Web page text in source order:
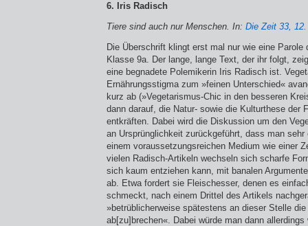
6. Iris Radisch
Tiere sind auch nur Menschen. In: Die Zeit 33,
Die Überschrift klingt erst mal nur wie eine Parole
Klasse 9a. Der lange, lange Text, der ihr folgt,
eine begnadete Polemikerin Iris Radisch ist.
Ernährungsstigma zum »feinen Unterschied«
kurz ab (»Vegetarismus-Chic in den besseren
dann darauf, die Natur- sowie die Kulturthese der
entkräften. Dabei wird die Diskussion um den
an Ursprünglichkeit zurückgeführt, dass man
einem voraus­setzungsreichen Medium wie einer
vielen Radisch-Artikeln wechseln sich scharfe
sich kaum entziehen kann, mit banalen
ab. Etwa fordert sie Fleischesser, denen es
schmeckt, nach einem Drittel des Artikels
»betrüblicherweise spätestens an dieser Stelle
ab[zu]brechen«. Dabei würde man dann allerdings